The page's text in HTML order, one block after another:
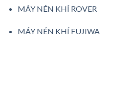
MÁY NÉN KHÍ ROVER
MÁY NÉN KHÍ FUJIWA